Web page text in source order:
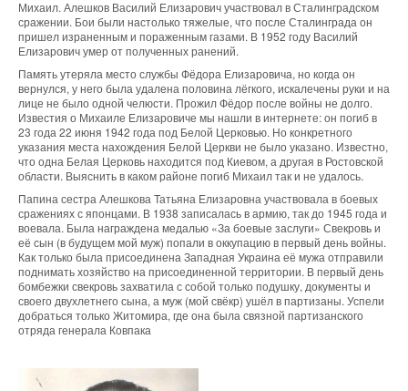
Михаил. Алешков Василий Елизарович участвовал в Сталинградском
сражении. Бои были настолько тяжелые, что после Сталинграда он
пришел израненным и пораженным газами. В 1952 году Василий
Елизарович умер от полученных ранений.
Память утеряла место службы Фёдора Елизаровича, но когда он
вернулся, у него была удалена половина лёгкого, искалечены руки и на
лице не было одной челюсти. Прожил Фёдор после войны не долго.
Известия о Михаиле Елизаровиче мы нашли в интернете: он погиб в
23 года 22 июня 1942 года под Белой Церковью. Но конкретного
указания места нахождения Белой Церкви не было указано. Известно,
что одна Белая Церковь находится под Киевом, а другая в Ростовской
области. Выяснить в каком районе погиб Михаил так и не удалось.
Папина сестра Алешкова Татьяна Елизаровна участвовала в боевых
сражениях с японцами. В 1938 записалась в армию, так до 1945 года и
воевала. Была награждена медалью «За боевые заслуги» Свекровь и
её сын (в будущем мой муж) попали в оккупацию в первый день войны.
Как только была присоединена Западная Украина её мужа отправили
поднимать хозяйство на присоединенной территории. В первый день
бомбежки свекровь захватила с собой только подушку, документы и
своего двухлетнего сына, а муж (мой свёкр) ушёл в партизаны. Успели
добраться только Житомира, где она была связной партизанского
отряда генерала Ковпака